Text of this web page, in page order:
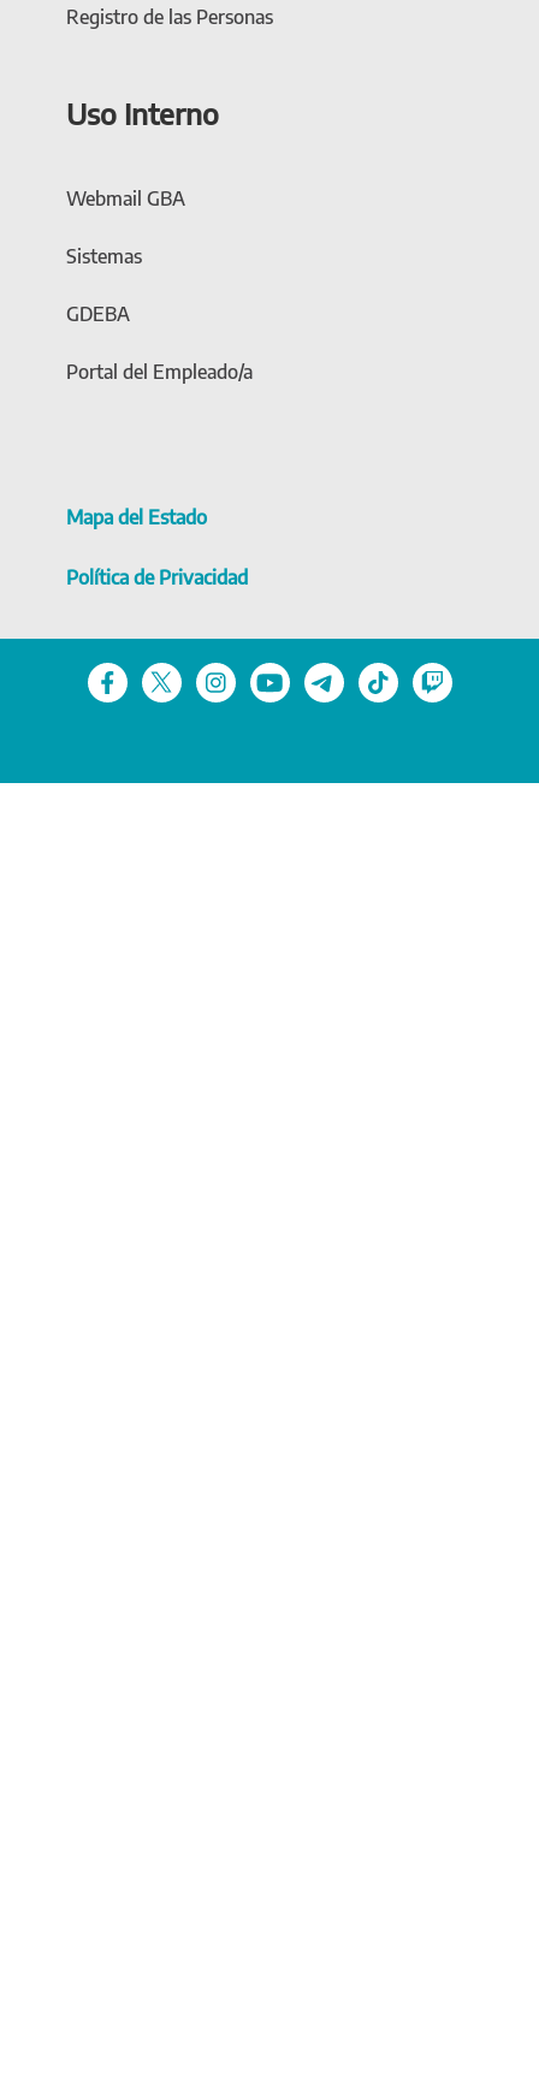
Registro de las Personas
Uso Interno
Webmail GBA
Sistemas
GDEBA
Portal del Empleado/a
Mapa del Estado
Política de Privacidad